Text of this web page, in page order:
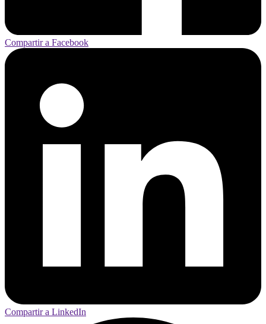
Compartir a Facebook
Compartir a LinkedIn